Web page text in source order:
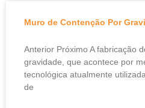
Muro de Contenção Por
Anterior Próximo A fabricação
gravidade, que acontece por
tecnológica atualmente
de